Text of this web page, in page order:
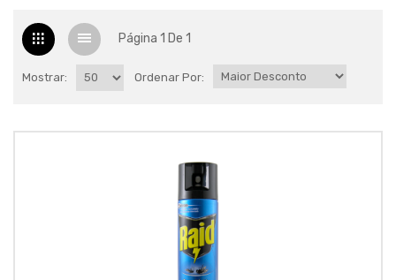
Página 1 De 1
Mostrar: Ordenar Por: